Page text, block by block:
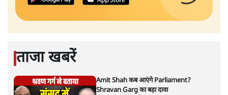
ताजा खबरें
Amit Shah कब आएंगे Parliament?
Shravan Garg का बड़ा दावा